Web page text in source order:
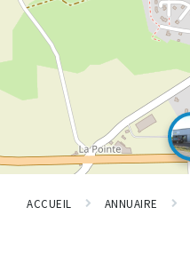
ACCUEIL ANNUAIRE